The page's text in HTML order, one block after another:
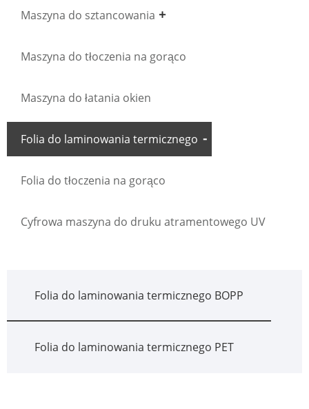
Maszyna do sztancowania
Maszyna do tłoczenia na gorąco
Maszyna do łatania okien
Folia do laminowania termicznego
Folia do tłoczenia na gorąco
Cyfrowa maszyna do druku atramentowego UV
Folia do laminowania termicznego BOPP
Folia do laminowania termicznego PET